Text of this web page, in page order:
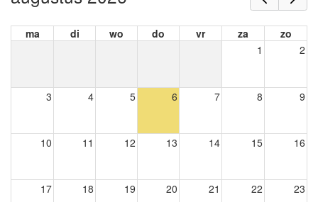
ma di wo do vr za
zo
1
2
3 4 5 6 7 8 9
10 11 12 13 14 15 16
17 18 19 20 21 22 23